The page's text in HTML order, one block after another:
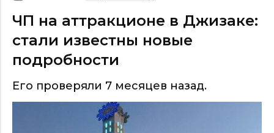
ЧП на аттракционе в Джизаке:
стали известны новые
подробности
Его проверяли 7 месяцев назад.